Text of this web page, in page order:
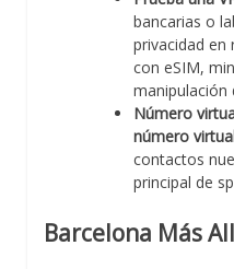
bancarias o
privacidad en
con eSIM,
manipulación
Número
número
contactos
principal de
Barcelona Más